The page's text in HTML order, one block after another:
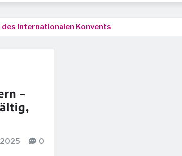
Internationalen Konvents
–
2025 0